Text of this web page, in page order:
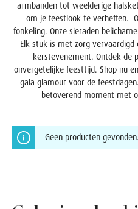
armbanden tot weelderige
om je feestlook te verheffen.
fonkeling. Onze sieraden
Elk stuk is met zorg
kerstevenement. Ontdek de
onvergetelijke feesttijd. Shop nu
gala glamour voor de
betoverend moment met
Geen producten gevonden.